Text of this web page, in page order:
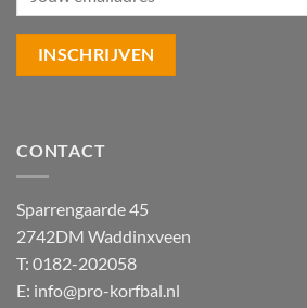
CONTACT
Sparrengaarde 45
2742DM Waddinxveen
T: 0182-202058
E: info@pro-korfbal.nl